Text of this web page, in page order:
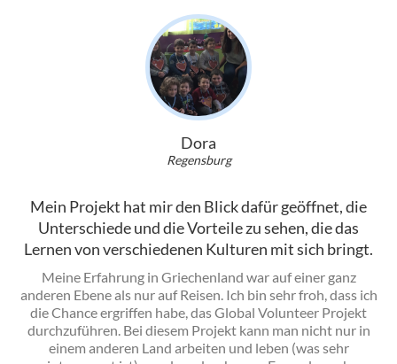
Mein Projekt hat mir den Blick dafür geöffnet, die
Unterschiede und die Vorteile zu sehen, die das
Lernen von verschiedenen Kulturen mit sich bringt.
Meine Erfahrung in Griechenland war auf einer ganz
anderen Ebene als nur auf Reisen. Ich bin sehr froh, dass ich
die Chance ergriffen habe, das Global Volunteer Projekt
durchzuführen. Bei diesem Projekt kann man nicht nur in
einem anderen Land arbeiten und leben (was sehr
Dora
Regensburg